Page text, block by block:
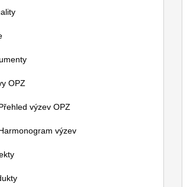
OPZ
výzev OPZ
výzev